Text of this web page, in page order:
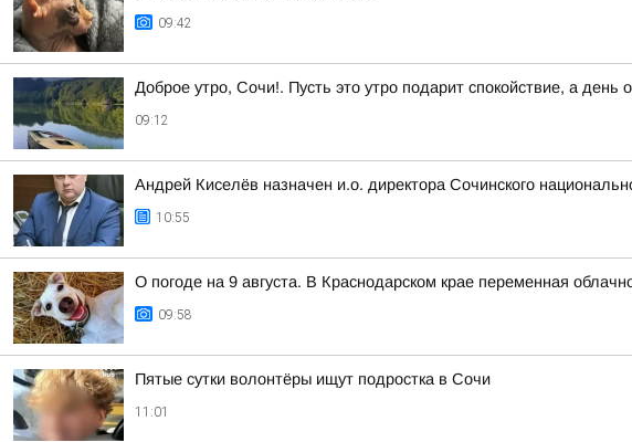
09:42
Доброе утро, Сочи!. Пусть это утро подарит спокойствие, а день
09:12
Андрей Киселёв назначен и.о. директора Сочинского
10:55
О погоде на 9 августа. В Краснодарском крае переменная
09:58
Пятые сутки волонтёры ищут подростка в Сочи
11:01